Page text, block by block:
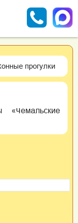
прогулки
«Чемальские